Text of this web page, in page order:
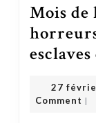
Mois de
27
Comment |